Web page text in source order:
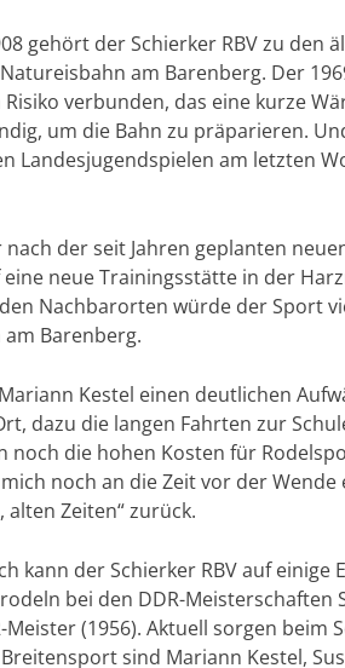
gehört der Schierker RBV zu
am Barenberg. Der
verbunden, das eine kurze
um die Bahn zu präparieren.
Landesjugendspielen am letzten
der seit Jahren geplanten
neue Trainingsstätte in der
Nachbarorten würde der Sport
Barenberg.
Kestel einen deutlichen
dazu die langen Fahrten zur
noch die hohen Kosten für
noch an die Zeit vor der
alten Zeiten“ zurück.
kann der Schierker RBV auf
bei den DDR-
(1956). Aktuell sorgen beim
sind Mariann Kestel,